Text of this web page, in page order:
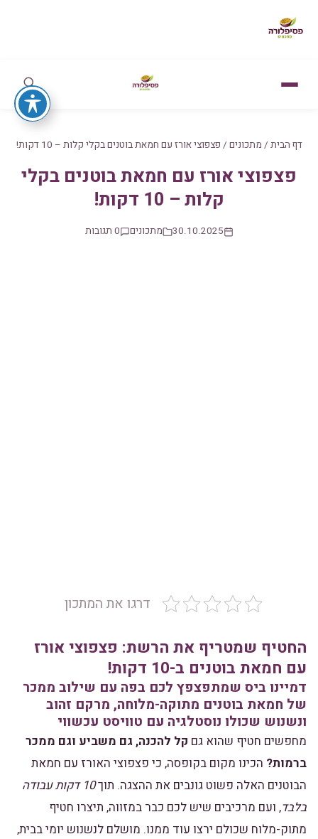
דף הבית / מתכונים / פצפוצי אורז עם חמאת בוטנים בקלי קלות – 10 דקות!
פצפוצי אורז עם חמאת בוטנים בקלי
קלות – 10 דקות!
30.10.2025 מתכונים 0 תגובות
דרגו את המתכון
החטיף שמטריף את הרשת: פצפוצי אורז
עם חמאת בוטנים ב-10 דקות!
דמיינו ביס שמתפצפץ לכם בפה עם שילוב ממכר
של חמאת בוטנים מתוקה-מלוחה, מרקם זהוב
ונשנוש שכולו נוסטלגיה עם טוויסט עכשווי
מחפשים חטיף שהוא גם קל להכנה, גם משביע וגם ממכר
ברמות? הכינו מקום בקופסה, כי פצפוצי האורז עם חמאת
הבוטנים האלה פשוט גונבים את ההצגה. תוך
10 דקות עבודה
בלבד, ועם מרכיבים שיש לכם כבר במזווה, תיצרו חטיף
מתוק-מלוח שכולם ירצו עוד ממנו. מושלם לנשנוש יומי בבית,